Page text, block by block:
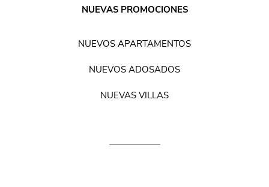
NUEVAS PROMOCIONES
NUEVOS APARTAMENTOS
NUEVOS ADOSADOS
NUEVAS VILLAS